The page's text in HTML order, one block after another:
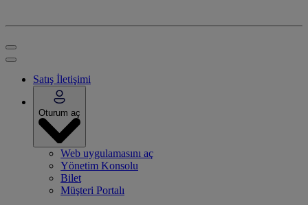
Satış İletişimi
Oturum aç
Web uygulamasını aç
Yönetim Konsolu
Bilet
Müşteri Portalı